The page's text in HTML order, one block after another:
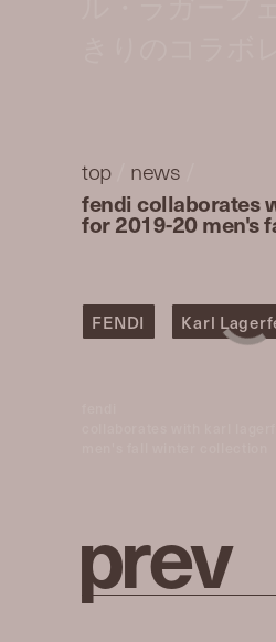
top/ news
fendi collaborates
for 2019-20 men's
FENDI Karl
prev